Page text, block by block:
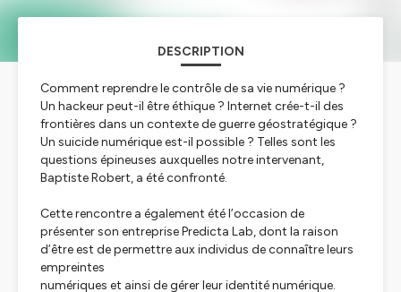
DESCRIPTION
Comment reprendre le contrôle de sa vie numérique ?
Un hackeur peut-il être éthique ? Internet crée-t-il des
frontières dans un contexte de guerre géostratégique ?
Un suicide numérique est-il possible ? Telles sont les
questions épineuses auxquelles notre intervenant,
Baptiste Robert, a été confronté.
Cette rencontre a également été l’occasion de
présenter son entreprise Predicta Lab, dont la raison
d’être est de permettre aux individus de connaître leurs
empreintes
numériques et ainsi de gérer leur identité numérique.